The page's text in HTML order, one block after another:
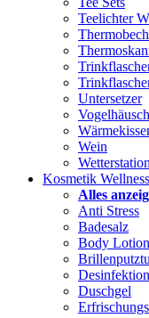
Teelichter
Untersetzer
Wein
Kosmetik Wellness
Alles
Anti Stress
Badesalz
Body Lotion
Duschgel